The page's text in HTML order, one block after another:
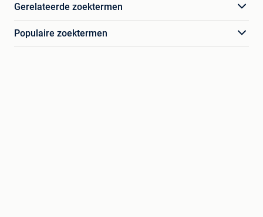
Gerelateerde zoektermen
Populaire zoektermen